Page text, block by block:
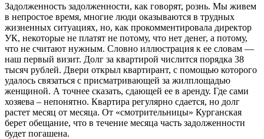
Задолженность задолженности, как говорят, рознь. Мы живем
в непростое время, многие люди оказываются в трудных
жизненных ситуациях, но, как прокомментировала директор
УК, некоторые не платят не потому, что нет денег, а потому,
что не считают нужным. Словно иллюстрация к ее словам —
наш первый визит. Долг за квартирой числится порядка 38
тысяч рублей. Двери открыл квартирант, с помощью которого
удалось связаться с присматривающей за жилплощадью
женщиной. А точнее сказать, сдающей ее в аренду. Где сами
хозяева – непонятно. Квартира регулярно сдается, но долг
растет месяц от месяца. От «смотрительницы» Курганская
берет обещание, что в течение месяца часть задолженности
будет погашена.